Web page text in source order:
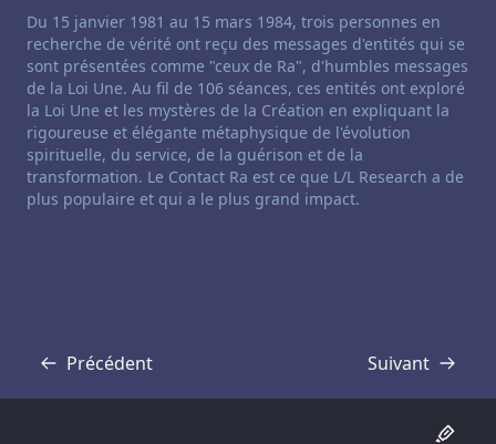
Clause de non-responsabilité concernant le channeling:
Du 15 janvier 1981 au 15 mars 1984, trois personnes en
recherche de vérité ont reçu des messages d'entités qui se
sont présentées comme "ceux de Ra", d'humbles messages
de la Loi Une. Au fil de 106 séances, ces entités ont exploré
la Loi Une et les mystères de la Création en expliquant la
rigoureuse et élégante métaphysique de l'évolution
spirituelle, du service, de la guérison et de la
transformation. Le Contact Ra est ce que L/L Research a de
plus populaire et qui a le plus grand impact.
Précédent
Transcription Suivant
Transcription